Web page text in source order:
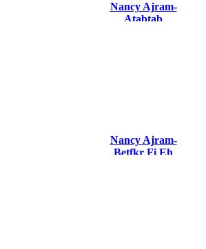
Nancy Ajram-
Atabtab
Nancy Ajram-
Betfkr Fi Eh